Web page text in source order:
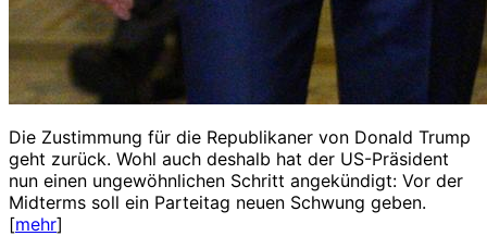
Die Zustimmung für die Republikaner von Donald Trump
geht zurück. Wohl auch deshalb hat der US-Präsident
nun einen ungewöhnlichen Schritt angekündigt: Vor der
Midterms soll ein Parteitag neuen Schwung geben.
[mehr]